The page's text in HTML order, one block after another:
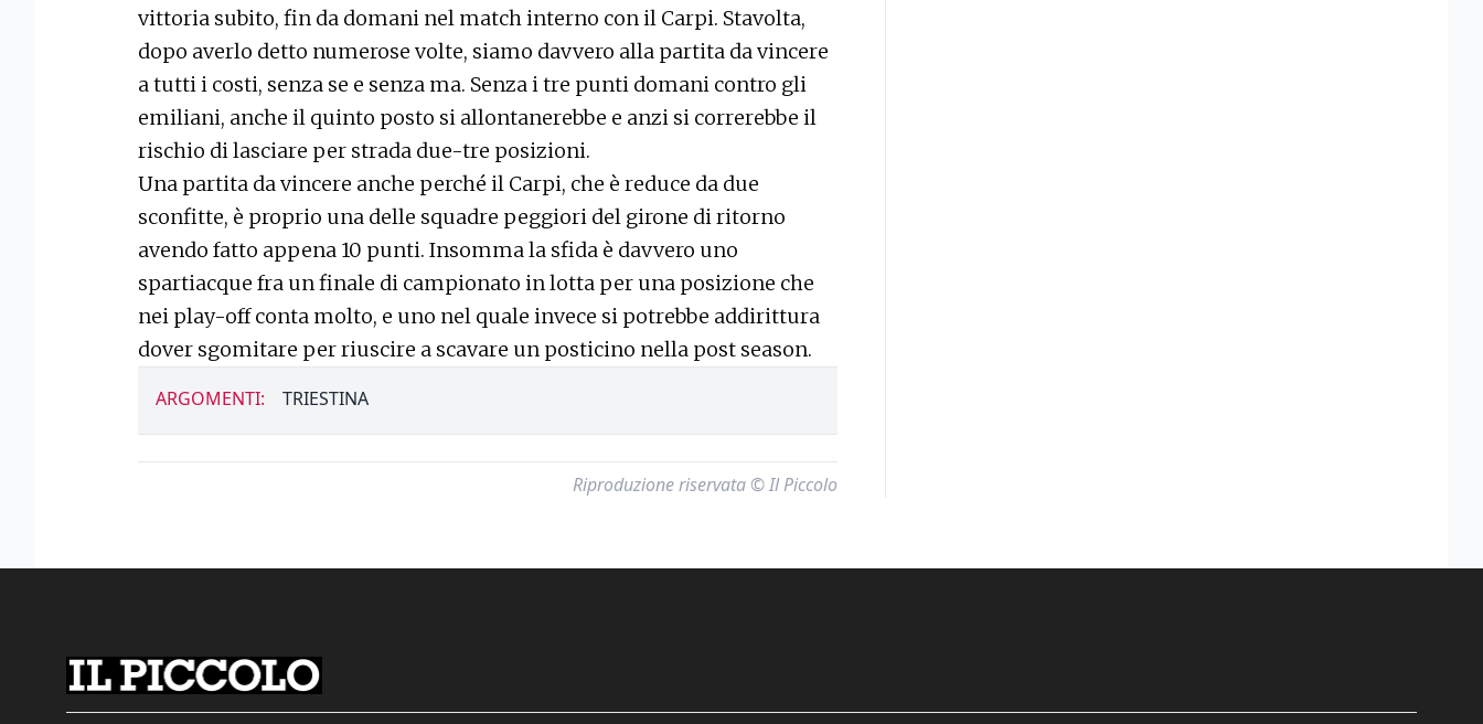
vittoria subito, fin da domani nel match interno con il Carpi. Stavolta,
dopo averlo detto numerose volte, siamo davvero alla partita da vincere
a tutti i costi, senza se e senza ma. Senza i tre punti domani contro gli
emiliani, anche il quinto posto si allontanerebbe e anzi si correrebbe il
rischio di lasciare per strada due-tre posizioni.
Una partita da vincere anche perché il Carpi, che è reduce da due
sconfitte, è proprio una delle squadre peggiori del girone di ritorno
avendo fatto appena 10 punti. Insomma la sfida è davvero uno
spartiacque fra un finale di campionato in lotta per una posizione che
nei play-off conta molto, e uno nel quale invece si potrebbe addirittura
dover sgomitare per riuscire a scavare un posticino nella post season.
ARGOMENTI: TRIESTINA
Riproduzione riservata © Il Piccolo